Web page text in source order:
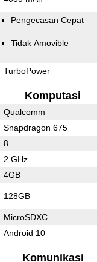
Pengecasan Cepat
Tidak Amovible
TurboPower
Komputasi
Qualcomm
Snapdragon 675
8
2 GHz
4GB
128GB
MicroSDXC
Android 10
Komunikasi